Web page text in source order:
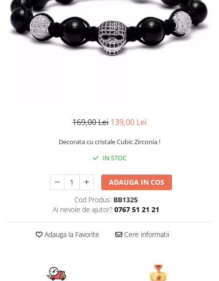
CERCEI
CEASURI DAMA
169,00 Lei 139,00 Lei
Decorata cu cristale Cubic Zirconia !
IN STOC
ADAUGA IN COS
Cod Produs: BB1325
Ai nevoie de ajutor? 0767 51 21 21
Adauga la Favorite Cere informatii